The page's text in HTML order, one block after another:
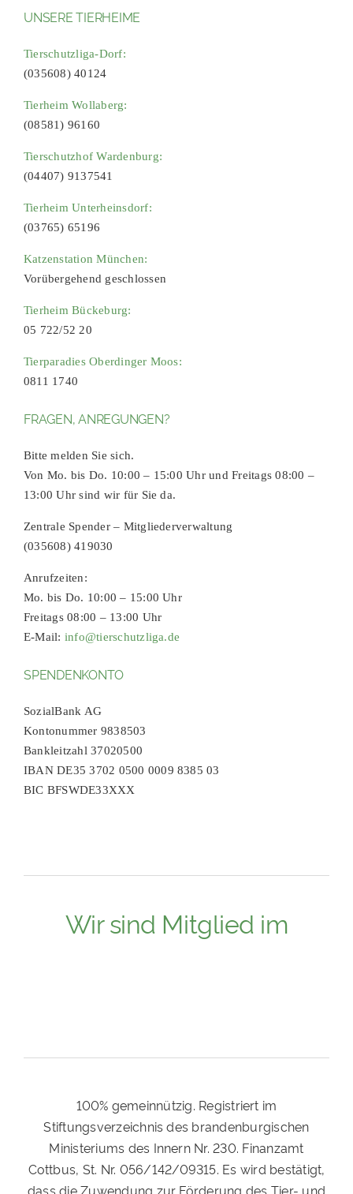
UNSERE TIERHEIME
Tierschutzliga-Dorf:
(035608) 40124
Tierheim Wollaberg:
(08581) 96160
Tierschutzhof Wardenburg:
(04407) 9137541
Tierheim Unterheinsdorf:
(03765) 65196
Katzenstation München:
Vorübergehend geschlossen
Tierheim Bückeburg:
05 722/52 20
Tierparadies Oberdinger Moos:
0811 1740
FRAGEN, ANREGUNGEN?
Bitte melden Sie sich.
Von Mo. bis Do. 10:00 – 15:00 Uhr und Freitags 08:00 –
13:00 Uhr sind wir für Sie da.
Zentrale Spender – Mitgliederverwaltung
(035608) 419030
Anrufzeiten:
Mo. bis Do. 10:00 – 15:00 Uhr
Freitags 08:00 – 13:00 Uhr
E-Mail: info@tierschutzliga.de
SPENDENKONTO
SozialBank AG
Kontonummer 9838503
Bankleitzahl 37020500
IBAN DE35 3702 0500 0009 8385 03
BIC BFSWDE33XXX
Wir sind Mitglied im
100% gemeinnützig. Registriert im
Stiftungsverzeichnis des brandenburgischen
Ministeriums des Innern Nr. 230. Finanzamt
Cottbus, St. Nr. 056/142/09315. Es wird bestätigt,
dass die Zuwendung zur Förderung des Tier- und